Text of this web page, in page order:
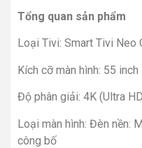
Tổng quan sản phẩm
Loại Tivi: Smart Tivi Neo
Kích cỡ màn hình: 55 inch
Độ phân giải: 4K (Ultra
Loại màn hình: Đèn nền:
công bố